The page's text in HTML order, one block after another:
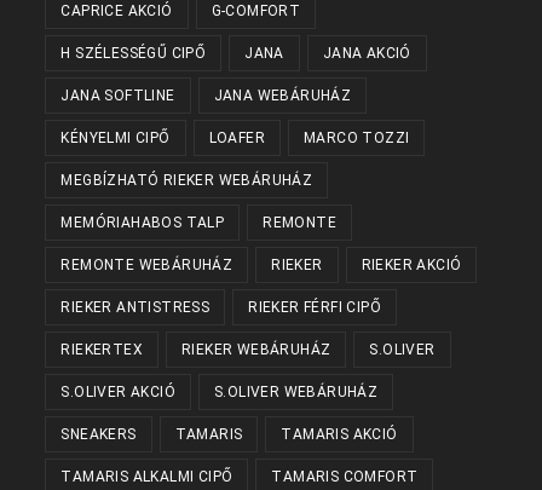
CAPRICE AKCIÓ G-COMFORT
H SZÉLESSÉGŰ CIPŐ JANA JANA AKCIÓ
JANA SOFTLINE JANA WEBÁRUHÁZ
KÉNYELMI CIPŐ LOAFER MARCO TOZZI
MEGBÍZHATÓ RIEKER WEBÁRUHÁZ
MEMÓRIAHABOS TALP REMONTE
REMONTE WEBÁRUHÁZ RIEKER RIEKER AKCIÓ
RIEKER ANTISTRESS RIEKER FÉRFI CIPŐ
RIEKERTEX RIEKER WEBÁRUHÁZ S.OLIVER
S.OLIVER AKCIÓ S.OLIVER WEBÁRUHÁZ
SNEAKERS TAMARIS TAMARIS AKCIÓ
TAMARIS ALKALMI CIPŐ TAMARIS COMFORT